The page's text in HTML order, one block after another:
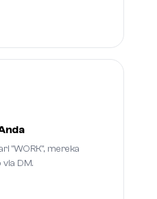
"WORK", mereka
DM.